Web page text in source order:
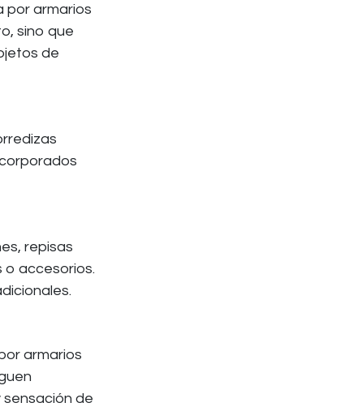
por armarios
sino que
de
repisas
o accesorios.
armarios
de